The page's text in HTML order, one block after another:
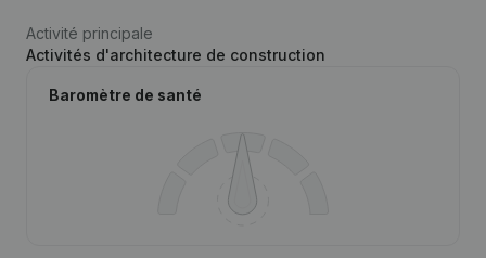
Activité principale
Activités d'architecture de construction
Baromètre de santé